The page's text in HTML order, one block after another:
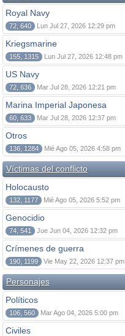
Royal Navy
72, 640 Lun Jul 27, 2026 12:29 pm
Kriegsmarine
155, 1315 Lun Jul 27, 2026 12:48 pm
US Navy
72, 636 Mar Jul 28, 2026 12:21 pm
Marina Imperial Japonesa
60, 633 Mar Jul 28, 2026 12:37 pm
Otros
136, 1284 Mié Ago 05, 2026 4:58 pm
Víctimas del conflicto
Holocausto
132, 1177 Mié Ago 05, 2026 5:52 pm
Genocidio
74, 541 Jue Jun 04, 2026 12:32 pm
Crímenes de guerra
190, 1199 Vie May 22, 2026 12:37 pm
Personajes
Políticos
106, 560 Mar Ago 04, 2026 5:00 pm
Civiles